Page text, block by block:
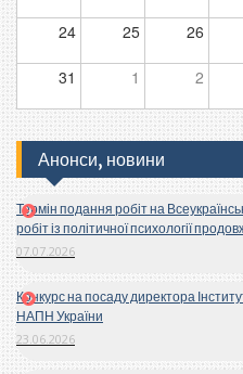
24 25 26
31 1 2
Анонси, новини
Термін подання робіт на
робіт із політичної психології
07.07.2026
Конкурс на посаду директора
НАПН України
23.06.2026